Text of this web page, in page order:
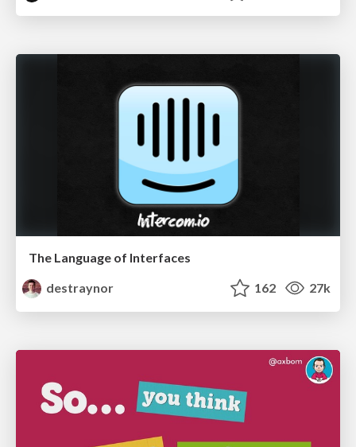
The Language of Interfaces
destraynor
162 27k